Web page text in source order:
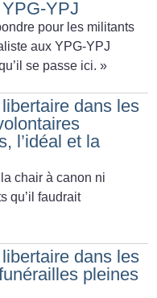
YPJ
pour les militants
aux YPG-YPJ
se passe ici. »
dans les
l’idéal et la
chair à canon ni
qu’il faudrait
dans les
pleines